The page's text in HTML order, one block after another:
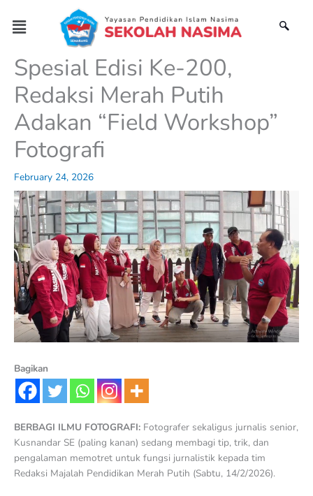
content
Menu
Spesial Edisi Ke-200,
Redaksi Merah Putih
Adakan “Field Workshop”
Fotografi
February 24, 2026
Bagikan
BERBAGI ILMU FOTOGRAFI: Fotografer sekaligus jurnalis senior,
Kusnandar SE (paling kanan) sedang membagi tip, trik, dan
pengalaman memotret untuk fungsi jurnalistik kepada tim
Redaksi Majalah Pendidikan Merah Putih (Sabtu, 14/2/2026).